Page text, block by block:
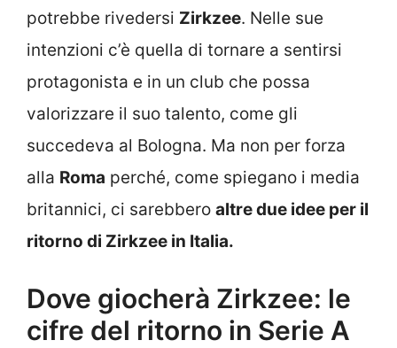
potrebbe rivedersi Zirkzee. Nelle sue
intenzioni c’è quella di tornare a sentirsi
protagonista e in un club che possa
valorizzare il suo talento, come gli
succedeva al Bologna. Ma non per forza
alla Roma perché, come spiegano i media
britannici, ci sarebbero altre due idee per il
ritorno di Zirkzee in Italia.
Dove giocherà Zirkzee: le
cifre del ritorno in Serie A